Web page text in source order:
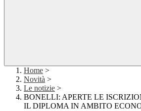
Home >
Novità >
Le notizie >
BONELLI: APERTE LE
IL DIPLOMA IN AMBITO